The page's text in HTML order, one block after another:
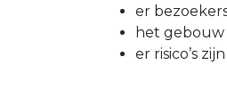
er
het
er risico’s